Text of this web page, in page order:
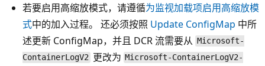
若要启用高缩放模式，请遵循为监视加载项启用高缩放模
式中的加入过程。 还必须按照 Update ConfigMap 中所
述更新 ConfigMap，并且 DCR 流需要从 Microsoft-
ContainerLogV2 更改为 Microsoft-ContainerLogV2-